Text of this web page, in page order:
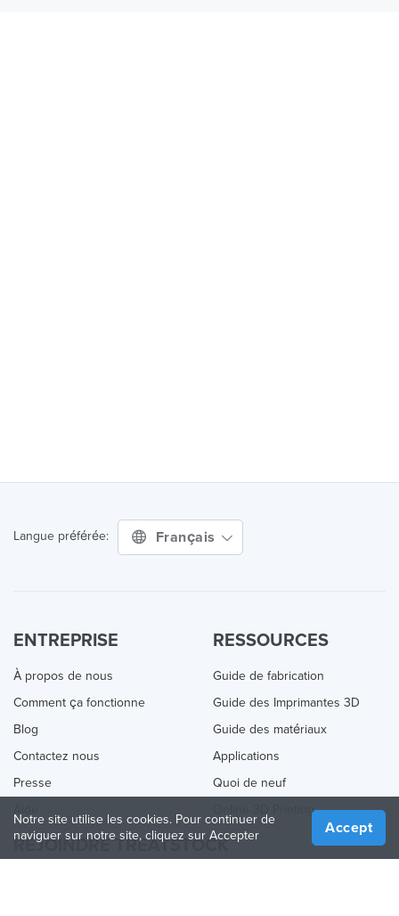
Langue préférée: Français
ENTREPRISE
À propos de nous
Comment ça fonctionne
Blog
Contactez nous
Presse
RESSOURCES
Guide de fabrication
Guide des Imprimantes 3D
Guide des matériaux
Applications
Quoi de neuf
Online 3D Printing
REJOINDRE TREATSTOCK
Notre site utilise les cookies. Pour continuer de
naviguer sur notre site, cliquez sur Accepter
Accept